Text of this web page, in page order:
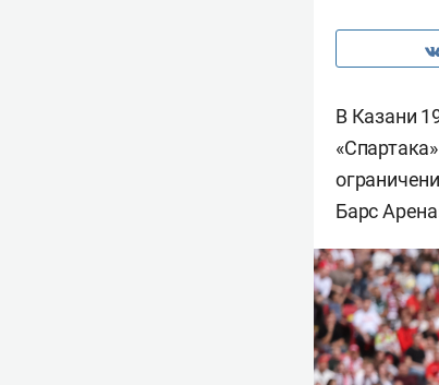
В Казани
Барс